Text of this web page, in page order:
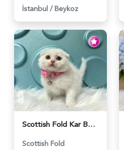
İstanbul / Beykoz
Scottish Fold Kar Beyazı Dişi 2 Aylık - 2980
Scottish Fold